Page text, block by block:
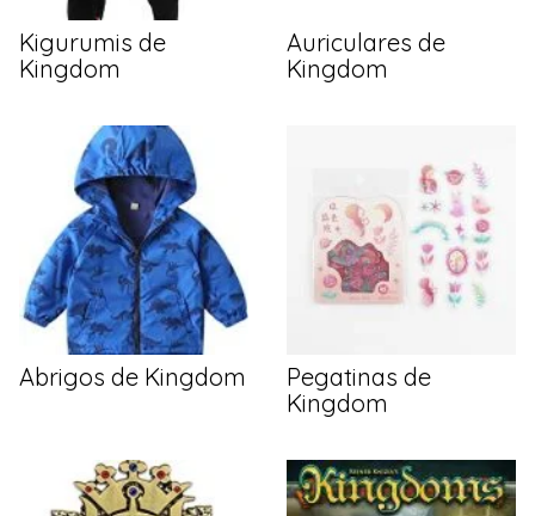
Kigurumis de
Kingdom
Auriculares de
Kingdom
Abrigos de Kingdom
Pegatinas de
Kingdom